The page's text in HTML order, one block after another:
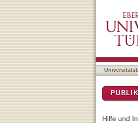
Role
damage
Hilfe und